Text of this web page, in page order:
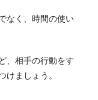
なく、時間の使い
、相手の行動をす
けましょう。